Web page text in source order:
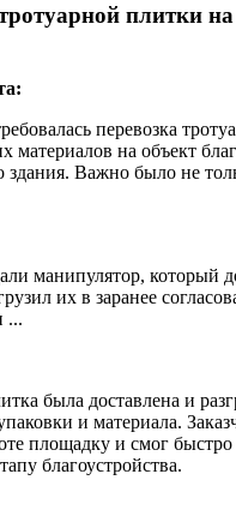
плитки
перевозка
материалов на объект
здания. Важно было не
манипулятор, который
их в заранее
...
была доставлена и
и материала.
площадку и смог
благоустройства.